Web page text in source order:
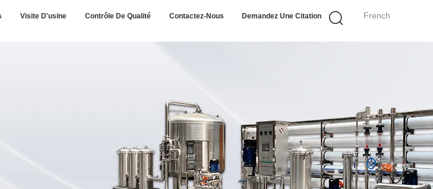
French
Visite D'usine Contrôle De Qualité Contactez-Nous Demandez Une Citation